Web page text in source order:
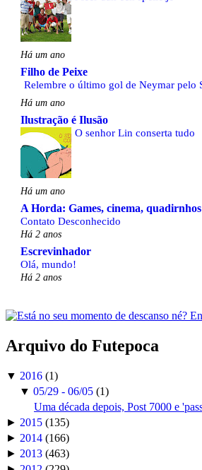
Há um ano
Filho de Peixe
Relembre o último gol de Neymar pelo
Há um ano
Ilustração é Ilusão
O senhor Lin conserta tudo
Há um ano
A Horda: Games, cinema,
Contato Desconhecido
Há 2 anos
Escrevinhador
Olá, mundo!
Há 2 anos
Arquivo do Futepoca
▼ 2016 (1)
▼05/29 - 06/05 (1)
Uma década depois, Post 7000 e
► 2015 (135)
► 2014 (166)
► 2013 (463)